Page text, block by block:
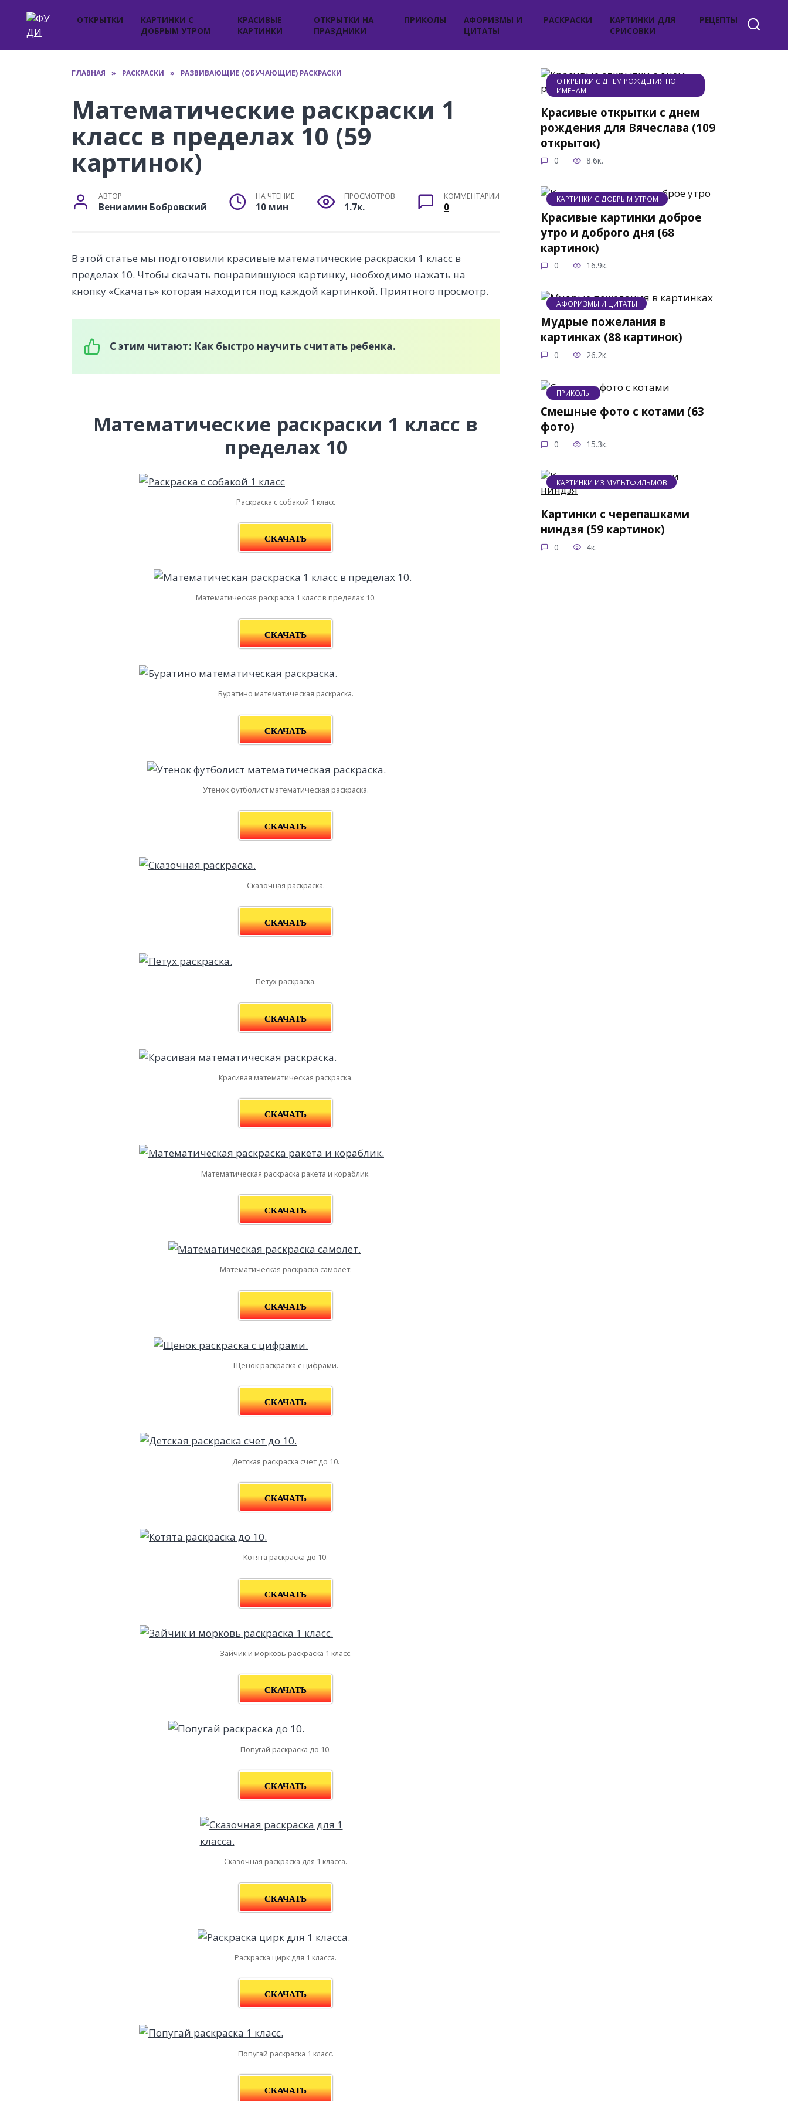
содержанию
ОТКРЫТКИ
КАРТИНКИ С
ДОБРЫМ УТРОМ
КРАСИВЫЕ
КАРТИНКИ
ОТКРЫТКИ НА
ПРАЗДНИКИ
ПРИКОЛЫ
АФОРИЗМЫ И
ЦИТАТЫ
РАСКРАСКИ
КАРТИНКИ ДЛЯ
СРИСОВКИ
РЕЦЕПТЫ
ГЛАВНАЯ » РАСКРАСКИ » РАЗВИВАЮЩИЕ (ОБУЧАЮЩИЕ) РАСКРАСКИ
Математические раскраски 1
класс в пределах 10 (59
картинок)
АВТОР
Вениамин Бобровский
НА ЧТЕНИЕ
10 мин
ПРОСМОТРОВ
1.7к.
КОММЕНТАРИИ
0
В этой статье мы подготовили красивые математические раскраски 1 класс в
пределах 10. Чтобы скачать понравившуюся картинку, необходимо нажать на
кнопку «Скачать» которая находится под каждой картинкой. Приятного просмотр.
С этим читают: Как быстро научить считать ребенка.
Математические раскраски 1 класс в
пределах 10
Раскраска с собакой 1 класс
СКАЧАТЬ
Математическая раскраска 1 класс в пределах 10.
СКАЧАТЬ
Буратино математическая раскраска.
СКАЧАТЬ
Утенок футболист математическая раскраска.
СКАЧАТЬ
Сказочная раскраска.
СКАЧАТЬ
Петух раскраска.
СКАЧАТЬ
Красивая математическая раскраска.
СКАЧАТЬ
Математическая раскраска ракета и кораблик.
СКАЧАТЬ
Математическая раскраска самолет.
СКАЧАТЬ
Щенок раскраска с цифрами.
СКАЧАТЬ
Детская раскраска счет до 10.
СКАЧАТЬ
Котята раскраска до 10.
СКАЧАТЬ
Зайчик и морковь раскраска 1 класс.
СКАЧАТЬ
Попугай раскраска до 10.
СКАЧАТЬ
Сказочная раскраска для 1 класса.
СКАЧАТЬ
Раскраска цирк для 1 класса.
СКАЧАТЬ
Попугай раскраска 1 класс.
СКАЧАТЬ
ОТКРЫТКИ С ДНЕМ РОЖДЕНИЯ ПО
ИМЕНАМ
Красивые открытки с днем
рождения для Вячеслава (109
открыток)
0 8.6к.
КАРТИНКИ С ДОБРЫМ УТРОМ
Красивые картинки доброе
утро и доброго дня (68
картинок)
0 16.9к.
АФОРИЗМЫ И ЦИТАТЫ
Мудрые пожелания в
картинках (88 картинок)
0 26.2к.
ПРИКОЛЫ
Смешные фото с котами (63
фото)
0 15.3к.
КАРТИНКИ ИЗ МУЛЬТФИЛЬМОВ
Картинки с черепашками
ниндзя (59 картинок)
0 4к.